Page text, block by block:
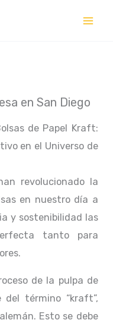
en San Diego
de Papel Kraft:
en el Universo de
revolucionado la
en nuestro día a
y sostenibilidad las
tanto para
de la pulpa de
del término “kraft”,
Esto se debe